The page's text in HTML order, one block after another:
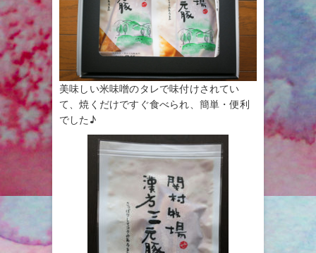
美味しい米味噌のタレで味付けされてい
て、焼くだけですぐ食べられ、簡単・便利
でした♪